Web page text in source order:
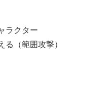
ラクター
（範囲攻撃）